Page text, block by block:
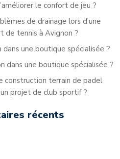
le confort de jeu ?
de drainage lors d’une
de tennis à Avignon ?
une boutique spécialisée ?
dans une boutique spécialisée ?
construction terrain de padel
projet de club sportif ?
récents